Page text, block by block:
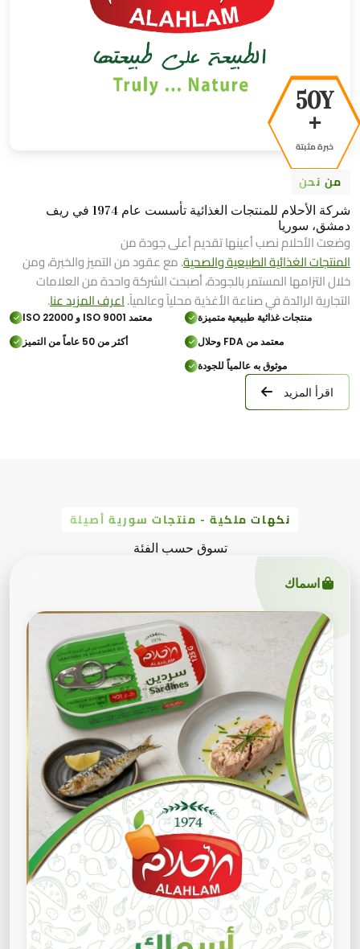
50Y
+
خبرة مثبتة
من نحن
شركة الأحلام للمنتجات الغذائية تأسست عام 1974 في ريف
دمشق، سوريا
وضعت الأحلام نصب أعينها تقديم أعلى جودة من
المنتجات الغذائية الطبيعية والصحية. مع عقود من التميز والخبرة، ومن
خلال التزامها المستمر بالجودة، أصبحت الشركة واحدة من العلامات
التجارية الرائدة في صناعة الأغذية محلياً وعالمياً.اعرف المزيد عنا.
منتجات غذائية طبيعية متميزة
معتمد ISO 9001 و ISO 22000
معتمد من FDA وحلال
أكثر من 50 عاماً من التميز
موثوق به عالمياً للجودة
اقرأ المزيد
نكهات ملكية - منتجات سورية أصيلة
تسوق حسب الفئة
اسماك